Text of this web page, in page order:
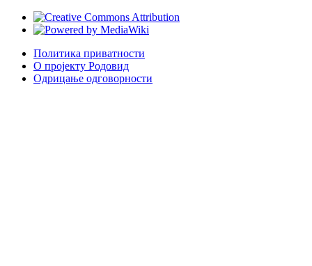
Политика приватности
О пројекту Родовид
Одрицање одговорности